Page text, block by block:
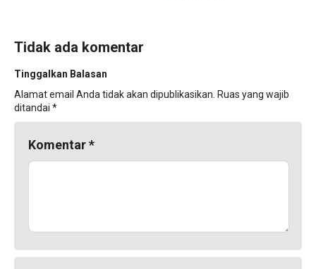
Tidak ada komentar
Tinggalkan Balasan
Alamat email Anda tidak akan dipublikasikan. Ruas yang wajib
ditandai *
Komentar*